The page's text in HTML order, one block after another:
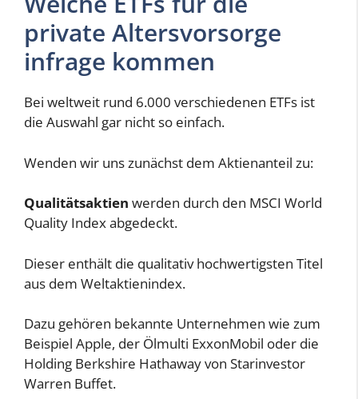
private Altersvorsorge
infrage kommen
Bei weltweit rund 6.000 verschiedenen ETFs ist
die Auswahl gar nicht so einfach.
Wenden wir uns zunächst dem Aktienanteil zu:
Qualitätsaktien werden durch den MSCI World
Quality Index abgedeckt.
Dieser enthält die qualitativ hochwertigsten Titel
aus dem Weltaktienindex.
Dazu gehören bekannte Unternehmen wie zum
Beispiel Apple, der Ölmulti ExxonMobil oder die
Holding Berkshire Hathaway von Starinvestor
Warren Buffet.